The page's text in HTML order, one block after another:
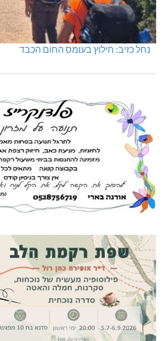
נחל כזיב: חילוץ בעומס החום הכבד